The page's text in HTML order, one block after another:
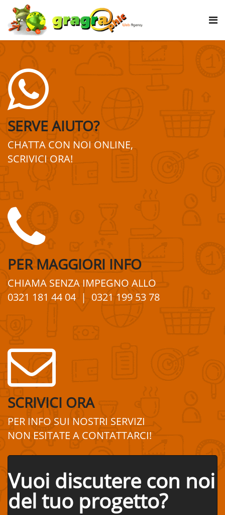
SERVE AIUTO?
CHATTA CON NOI ONLINE,
SCRIVICI ORA!
PERMAGGIORI INFO
CHIAMA SENZA IMPEGNOALLO
0321 181 44 04 | 0321 199 53 78
SCRIVICI ORA
PER INFO SUINOSTRI SERVIZI
NON ESITATE A CONTATTARCI!
Vuoi discutere con noi
del tuo progetto?